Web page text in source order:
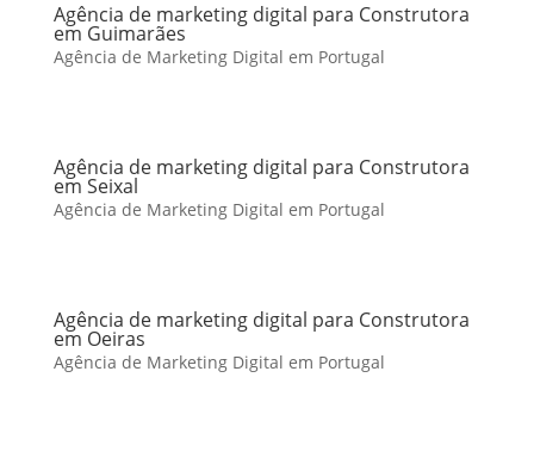
Agência de marketing digital para Construtora
em Guimarães
Agência de Marketing Digital em Portugal
Agência de marketing digital para Construtora
em Seixal
Agência de Marketing Digital em Portugal
Agência de marketing digital para Construtora
em Oeiras
Agência de Marketing Digital em Portugal